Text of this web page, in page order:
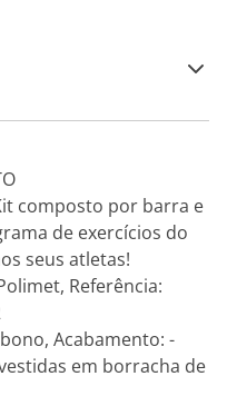
composto por barra e
de exercícios do
seus atletas!
Referência:
Acabamento: -
em borracha de